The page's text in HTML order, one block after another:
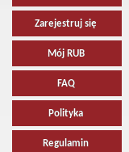
Zarejestruj się
Mój RUB
FAQ
Polityka
Regulamin